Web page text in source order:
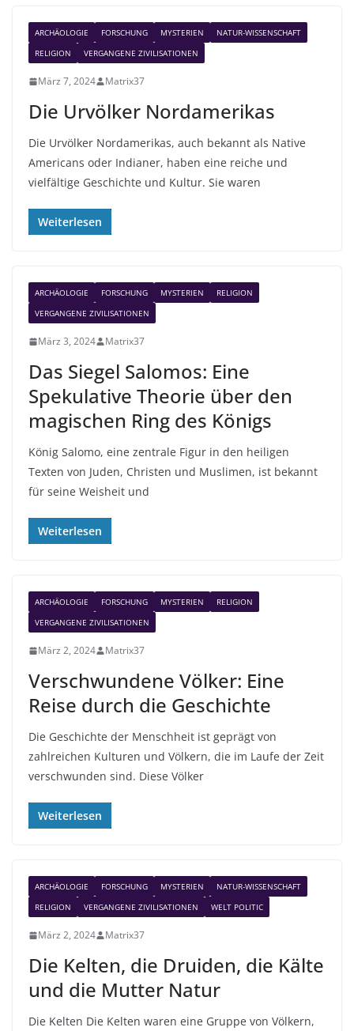
ARCHÄOLOGIE FORSCHUNG MYSTERIEN
NATUR-WISSENSCHAFT
RELIGION
VERGANGENE ZIVILISATIONEN
März 7, 2024 Matrix37
Die Urvölker Nordamerikas
Die Urvölker Nordamerikas, auch bekannt als Native
Americans oder Indianer, haben eine reiche und
vielfältige Geschichte und Kultur. Sie waren
Weiterlesen
ARCHÄOLOGIE FORSCHUNG MYSTERIEN
RELIGION
VERGANGENE ZIVILISATIONEN
März 3, 2024 Matrix37
Das Siegel Salomos: Eine
Spekulative Theorie über den
magischen Ring des Königs
König Salomo, eine zentrale Figur in den heiligen
Texten von Juden, Christen und Muslimen, ist bekannt
für seine Weisheit und
Weiterlesen
ARCHÄOLOGIE FORSCHUNG MYSTERIEN
RELIGION
VERGANGENE ZIVILISATIONEN
März 2, 2024 Matrix37
Verschwundene Völker: Eine
Reise durch die Geschichte
Die Geschichte der Menschheit ist geprägt von
zahlreichen Kulturen und Völkern, die im Laufe der Zeit
verschwunden sind. Diese Völker
Weiterlesen
ARCHÄOLOGIE FORSCHUNG MYSTERIEN
NATUR-WISSENSCHAFT
RELIGION
VERGANGENE ZIVILISATIONEN WELT POLITIC
März 2, 2024 Matrix37
Die Kelten, die Druiden, die Kälte
und die Mutter Natur
Die Kelten Die Kelten waren eine Gruppe von Völkern,